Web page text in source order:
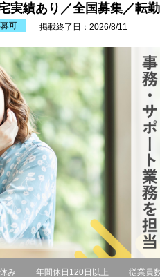
実績あり／全国募集／転
可 掲載終了日：2026/8/11
み 年間休日120日以上
従業員